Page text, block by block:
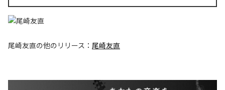
尾崎友直の他のリリース： 尾崎友直